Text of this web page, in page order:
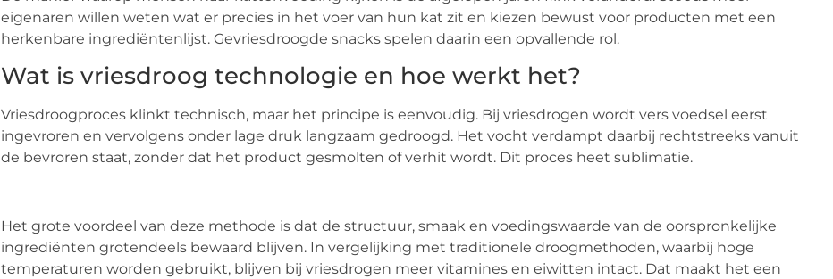
eigenaren willen weten wat er precies in het voer van hun kat zit en kiezen bewust voor producten met een
herkenbare ingrediëntenlijst. Gevriesdroogde snacks spelen daarin een opvallende rol.
Wat is vriesdroog technologie en hoe werkt het?
Vriesdroogproces klinkt technisch, maar het principe is eenvoudig. Bij vriesdrogen wordt vers voedsel eerst
ingevroren en vervolgens onder lage druk langzaam gedroogd. Het vocht verdampt daarbij rechtstreeks vanuit
de bevroren staat, zonder dat het product gesmolten of verhit wordt. Dit proces heet sublimatie.
Het grote voordeel van deze methode is dat de structuur, smaak en voedingswaarde van de oorspronkelijke
ingrediënten grotendeels bewaard blijven. In vergelijking met traditionele droogmethoden, waarbij hoge
temperaturen worden gebruikt, blijven bij vriesdrogen meer vitamines en eiwitten intact. Dat maakt het een